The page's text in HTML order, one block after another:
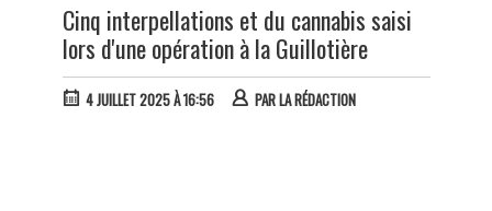
Cinq interpellations et du cannabis saisi
lors d'une opération à la Guillotière
4 JUILLET 2025 À 16:56 PARLA RÉDACTION